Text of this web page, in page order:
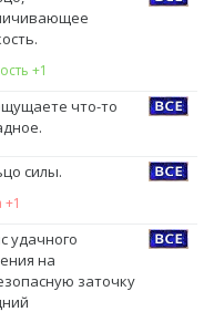
+1
что-то
силы.
удачного
на
заточку